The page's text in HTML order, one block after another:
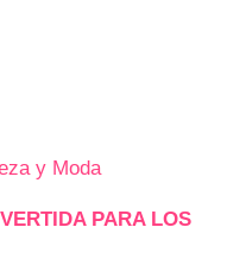
y Moda
PARA LOS